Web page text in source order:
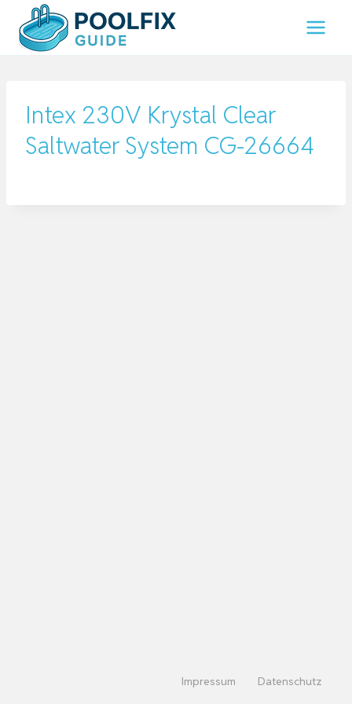
Inhalt
springen
Intex 230V Krystal Clear
Saltwater System CG-26664
Impressum Datenschutz